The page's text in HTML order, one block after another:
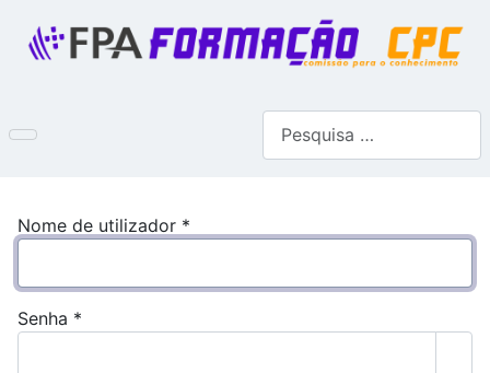
Nome de utilizador *
Senha *